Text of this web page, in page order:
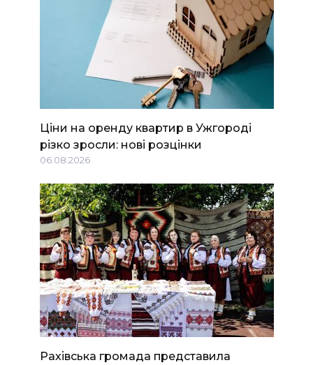
Ціни на оренду квартир в Ужгороді
різко зросли: нові розцінки
06.08.2026
Рахівська громада представила